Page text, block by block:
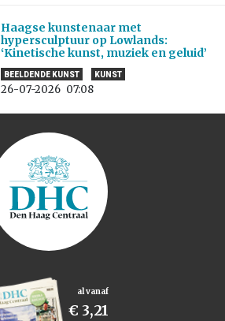
Haagse kunstenaar met
hypersculptuur op Lowlands:
‘Kinetische kunst, muziek en geluid’
BEELDENDE KUNST KUNST
26-07-2026 07:08
al vanaf
€ 3,21